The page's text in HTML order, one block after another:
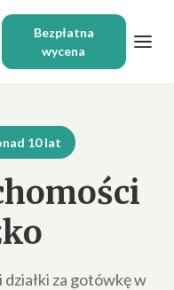
Bezpłatna
wycena
10 lat
za gotówkę w